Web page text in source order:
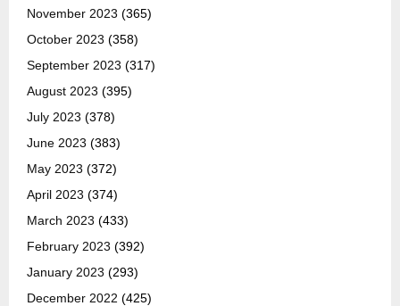
November 2023 (365)
October 2023 (358)
September 2023 (317)
August 2023 (395)
July 2023 (378)
June 2023 (383)
May 2023 (372)
April 2023 (374)
March 2023 (433)
February 2023 (392)
January 2023 (293)
December 2022 (425)